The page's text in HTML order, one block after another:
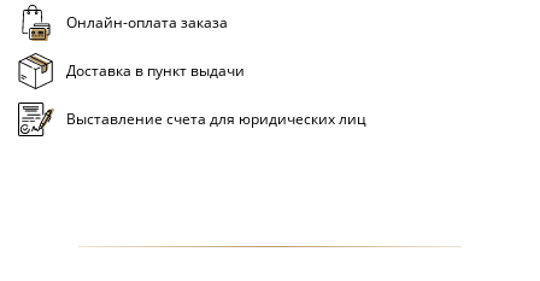
Онлайн-оплата заказа
Доставка в пункт выдачи
Выставление счета для юридических лиц